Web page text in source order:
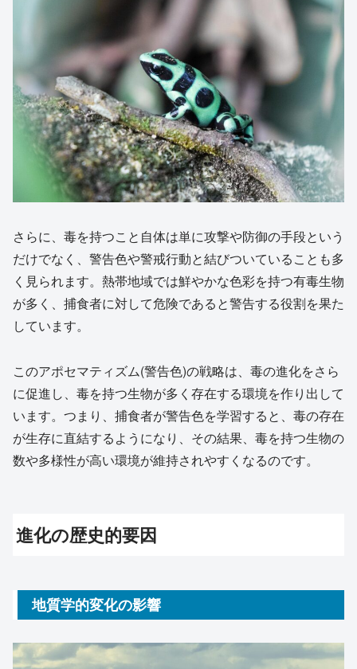
さらに、毒を持つこと自体は単に攻撃や防御の手段という
だけでなく、警告色や警戒行動と結びついていることも多
く見られます。熱帯地域では鮮やかな色彩を持つ有毒生物
が多く、捕食者に対して危険であると警告する役割を果た
しています。
このアポセマティズム(警告色)の戦略は、毒の進化をさら
に促進し、毒を持つ生物が多く存在する環境を作り出して
います。つまり、捕食者が警告色を学習すると、毒の存在
が生存に直結するようになり、その結果、毒を持つ生物の
数や多様性が高い環境が維持されやすくなるのです。
進化の歴史的要因
地質学的変化の影響